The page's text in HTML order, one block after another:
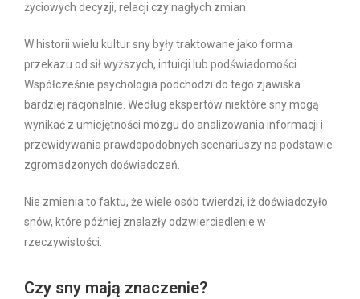
życiowych decyzji, relacji czy nagłych zmian.
W historii wielu kultur sny były traktowane jako forma
przekazu od sił wyższych, intuicji lub podświadomości.
Współcześnie psychologia podchodzi do tego zjawiska
bardziej racjonalnie. Według ekspertów niektóre sny mogą
wynikać z umiejętności mózgu do analizowania informacji i
przewidywania prawdopodobnych scenariuszy na podstawie
zgromadzonych doświadczeń.
Nie zmienia to faktu, że wiele osób twierdzi, iż doświadczyło
snów, które później znalazły odzwierciedlenie w
rzeczywistości.
Czy sny mają znaczenie?